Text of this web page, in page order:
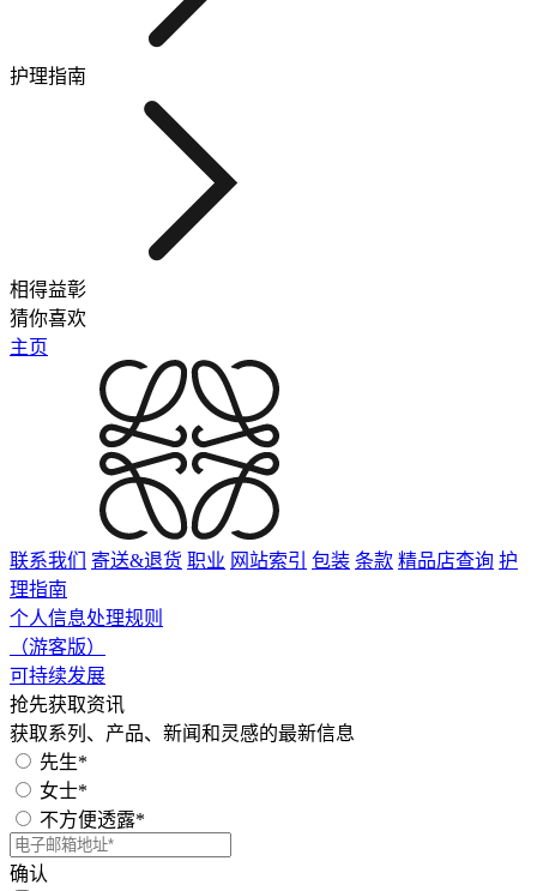
护理指南
相得益彰
猜你喜欢
主页
联系我们 寄送&退货 职业 网站索引 包装 条款 精品店查询 护
理指南
个人信息处理规则
（游客版）
可持续发展
抢先获取资讯
获取系列、产品、新闻和灵感的最新信息
先生*
女士*
不方便透露*
确认